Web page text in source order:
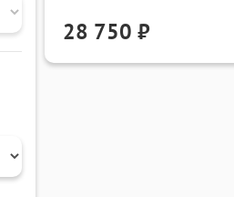
28 750 ₽